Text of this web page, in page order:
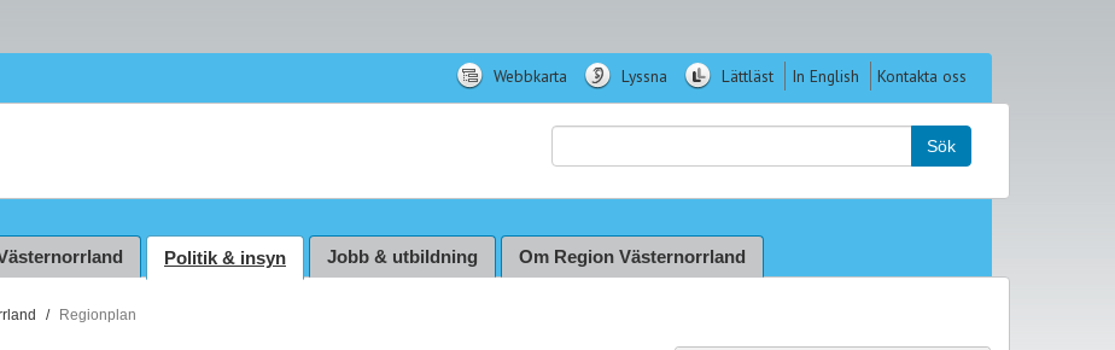
Webbkarta Lyssna Lättläst In English Kontakta oss
Sök
Politik & insyn Jobb & utbildning Om Region Västernorrland
Regionplan